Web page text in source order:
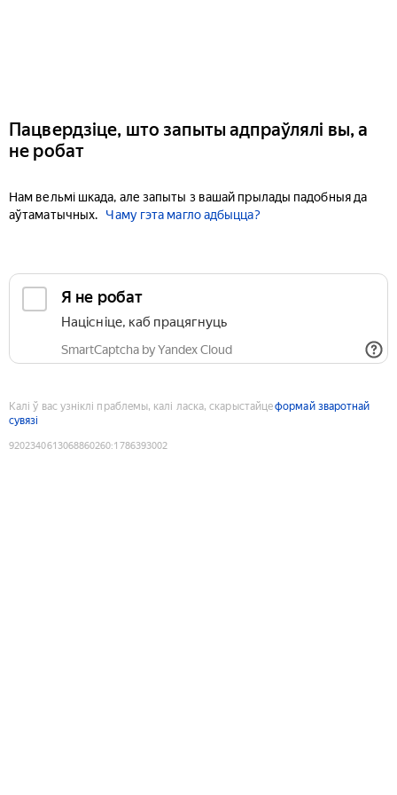
Пацвердзіце, што запыты адпраўлялі вы, а
не робат
Нам вельмі шкада, але запыты з вашай прылады падобныя да
аўтаматычных.
Чаму гэта магло адбыцца?
Я не робат
Націсніце, каб працягнуць
SmartCaptcha by Yandex Cloud
Калі ў вас узніклі праблемы, калі ласка, скарыстайцеформай зваротнай
сувязі
9202340613068860260:1786393002